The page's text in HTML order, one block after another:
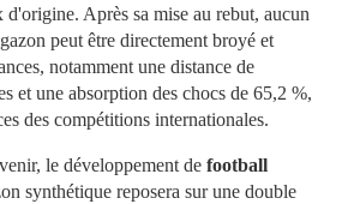
d'origine. Après sa mise au rebut, aucun
peut être directement broyé et
notamment une distance de
et une absorption des chocs de 65,2 %,
des compétitions internationales.
le développement de football
synthétique reposera sur une double